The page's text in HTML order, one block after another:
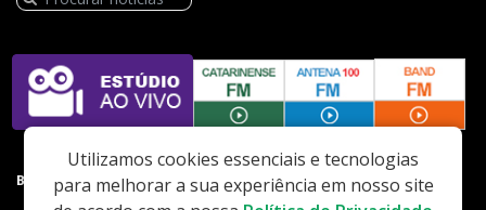
BAIXE NOSSO APP
Utilizamos cookies essenciais e tecnologias
para melhorar a sua experiência em nosso site